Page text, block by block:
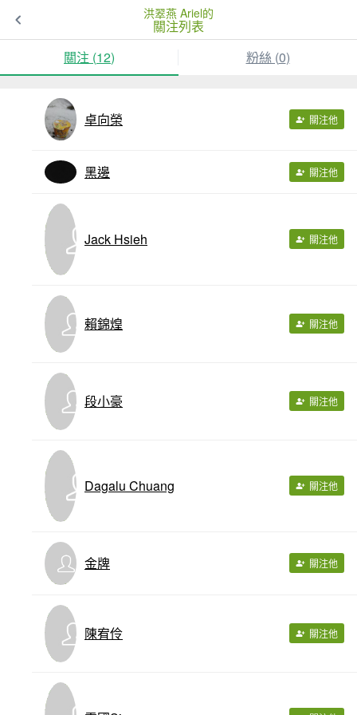
洪翠燕 Ariel的
關注列表
關注 (12) 粉絲 (0)
卓向榮 關注他
黑邊 關注他
Jack Hsieh 關注他
賴錦煌 關注他
段小豪 關注他
Dagalu Chuang 關注他
金牌 關注他
陳宥伶 關注他